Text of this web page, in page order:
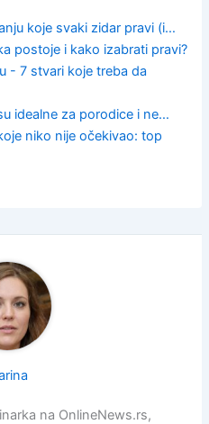
koje svaki zidar pravi (i…
postoje i kako izabrati pravi?
- 7 stvari koje treba da
idealne za porodice i ne…
niko nije očekivao: top
na OnlineNews.rs,